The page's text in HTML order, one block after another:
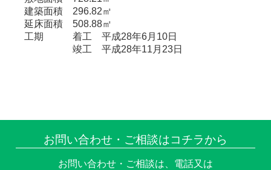
建築面積 296.82㎡
延床面積 508.88㎡
工期 着工 平成28年6月10日
竣工 平成28年11月23日
お問い合わせ・ご相談はコチラから
お問い合わせ・ご相談は、電話又は